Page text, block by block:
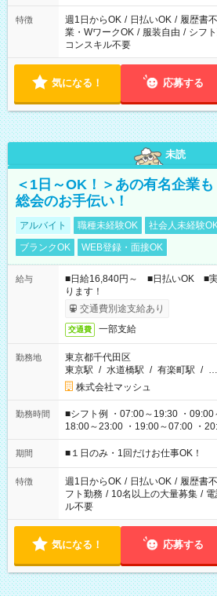
特徴 週1日からOK / 日払いOK / 履歴書
業・WワークOK / 服装自由 / シフ
コンスキル不要
気になる！ 応募する
未読
＜1日～OK！＞あの有名企業
総会のお手伝い！
アルバイト 職種未経験OK 社会人未経験
ブランクOK
WEB登録・面接OK
給与
■日給16,840円～ ■日払いOK ■実
ります！
交通費別途支給あり
交通費 一部支給
勤務地
東京都千代田区
東京駅 / 水道橋駅 / 有楽町駅 / …
株式会社マッシュ
勤務時間
■シフト例 ・07:00～19:30 ・09:00
18:00～23:00 ・19:00～07:00 ・
etc ★最短で3時間で5,120円のお仕事から 15時間で2万円近く稼
げるお仕事も！ ご希望のお時間に合わせてご紹介！ ※シフトは
ください！
期間 ■１日のみ・1回だけお仕事OK！
特徴 週1日からOK / 日払いOK / 履歴書
フト勤務 / 10名以上の大量募集 /
ル不要
気になる！ 応募する